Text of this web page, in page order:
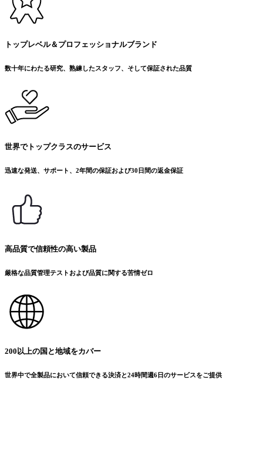
トップレベル＆プロフェッショナルブランド
数十年にわたる研究、熟練したスタッフ、そして保証された品質
世界でトップクラスのサービス
迅速な発送、サポート、2年間の保証および30日間の返金保証
高品質で信頼性の高い製品
厳格な品質管理テストおよび品質に関する苦情ゼロ
200以上の国と地域をカバー
世界中で全製品において信頼できる決済と24時間週6日のサービスをご提供